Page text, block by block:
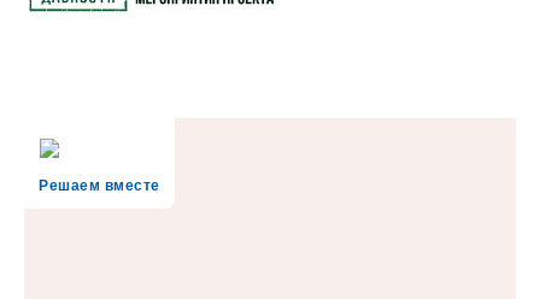
Решаем вместе